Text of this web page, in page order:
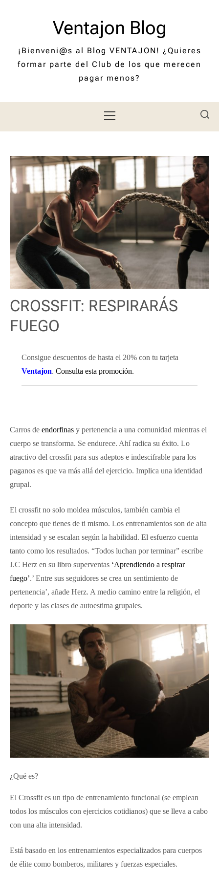
Ventajon Blog
¡Bienveni@s al Blog VENTAJON! ¿Quieres
formar parte del Club de los que merecen
pagar menos?
principal
CROSSFIT: RESPIRARÁS
FUEGO
Consigue descuentos de hasta el 20% con tu tarjeta
Ventajon. Consulta esta promoción.
Carros de endorfinas y pertenencia a una comunidad mientras el
cuerpo se transforma. Se endurece. Ahí radica su éxito. Lo
atractivo del crossfit para sus adeptos e indescifrable para los
paganos es que va más allá del ejercicio. Implica una identidad
grupal.
El crossfit no solo moldea músculos, también cambia el
concepto que tienes de ti mismo. Los entrenamientos son de alta
intensidad y se escalan según la habilidad. El esfuerzo cuenta
tanto como los resultados. “Todos luchan por terminar” escribe
J.C Herz en su libro superventas ‘Aprendiendo a respirar
fuego’.’ Entre sus seguidores se crea un sentimiento de
pertenencia’, añade Herz. A medio camino entre la religión, el
deporte y las clases de autoestima grupales.
¿Qué es?
El Crossfit es un tipo de entrenamiento funcional (se emplean
todos los músculos con ejercicios cotidianos) que se lleva a cabo
con una alta intensidad.
Está basado en los entrenamientos especializados para cuerpos
de élite como bomberos, militares y fuerzas especiales.